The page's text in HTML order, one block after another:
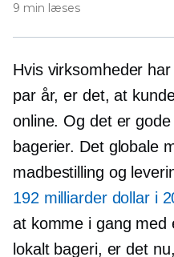
9 min læses
Hvis virksomheder
par år, er det, at
online. Og det er
bagerier. Det globale
madbestilling og
192 milliarder dollar i
at komme i gang med
lokalt bageri, er det